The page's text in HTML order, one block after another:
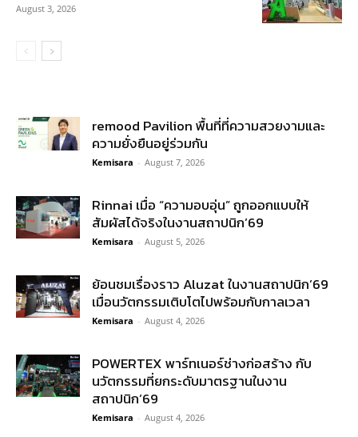
August 3, 2026
remood Pavilion พื้นที่ที่ความสวยงามและ
ความยั่งยืนอยู่ร่วมกัน
Kemisara - August 7, 2026
Rinnai เมื่อ “ความอบอุ่น” ถูกออกแบบให้
สัมผัสได้จริงในงานสถาปนิก’69
Kemisara - August 5, 2026
ย้อนชมเรื่องราว Aluzat ในงานสถาปนิก’69
เมื่อนวัตกรรมเติบโตไปพร้อมกับกาลเวลา
Kemisara - August 4, 2026
POWERTEX พาร์ทเนอร์ช่างก่อสร้าง กับ
นวัตกรรมที่ยกระดับมาตรฐานในงาน
สถาปนิก’69
Kemisara - August 4, 2026